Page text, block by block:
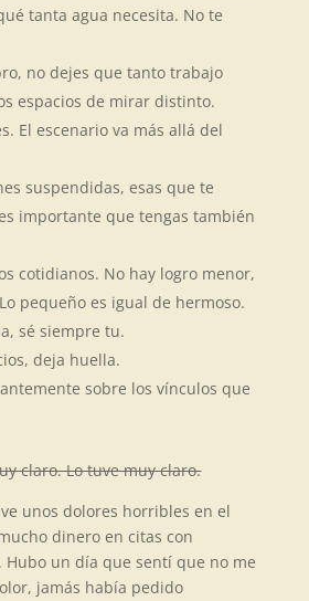
tanta agua necesita. No te
no dejes que tanto trabajo
espacios de mirar distinto.
El escenario va más allá del
suspendidas, esas que te
importante que tengas también
cotidianos. No hay logro menor,
pequeño es igual de hermoso.
sé siempre tu.
deja huella.
sobre los vínculos que
claro. Lo tuve muy claro.
unos dolores horribles en el
dinero en citas con
Hubo un día que sentí que no me
jamás había pedido